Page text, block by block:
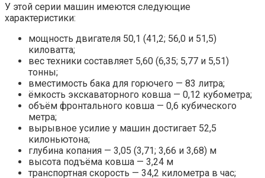
У этой серии машин имеются следующие
характеристики:
мощность двигателя 50,1 (41,2; 56,0 и 51,5)
киловатта;
вес техники составляет 5,60 (6,35; 5,77 и 5,51)
тонны;
вместимость бака для горючего — 83 литра;
ёмкость экскаваторного ковша — 0,12 кубометра;
объём фронтального ковша — 0,6 кубического
метра;
вырывное усилие у машин достигает 52,5
килоньютона;
глубина копания — 3,05 (3,71; 3,66 и 3,68) м
высота подъёма ковша — 3,24 м
транспортная скорость — 34,2 километра в час;